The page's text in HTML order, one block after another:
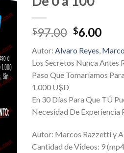
$97.00 Original
was:
$97.00.
$6.00
is:
Autor: Alvaro Reyes
Los Secretos Nunca Antes
Paso Que Tomaríamos
1.000 U$D
En 30 Días Para Que TÚ
Necesidad De Experiencia
Autor: Marcos Razzetti y
Cantidad de Videos: 9